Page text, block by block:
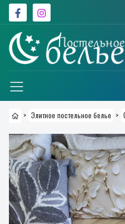
> Элитное постельное белье >